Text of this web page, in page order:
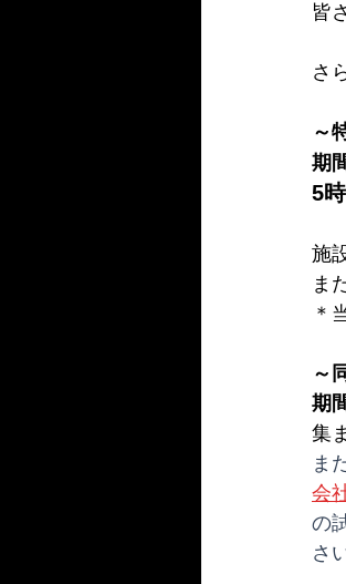
皆
さ
～
期
5
施
ま
＊
～
期
集
ま
会
の
さ